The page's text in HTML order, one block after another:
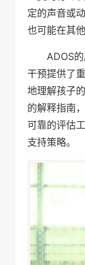
定的声音或
也可能在其
ADOS
干预提供了
地理解孩子
的解释指南
可靠的评估
支持策略。